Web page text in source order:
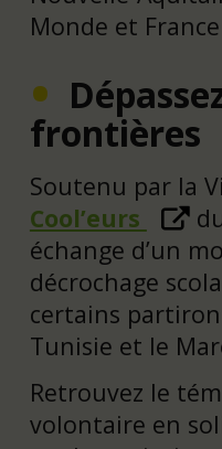
Monde et
frontières
Soutenu par la
Cool’eurs
échange d’un
décrochage
certains
Tunisie et le
Retrouvez le
volontaire en